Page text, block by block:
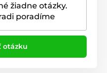
žiadne otázky.
poradíme
otázku